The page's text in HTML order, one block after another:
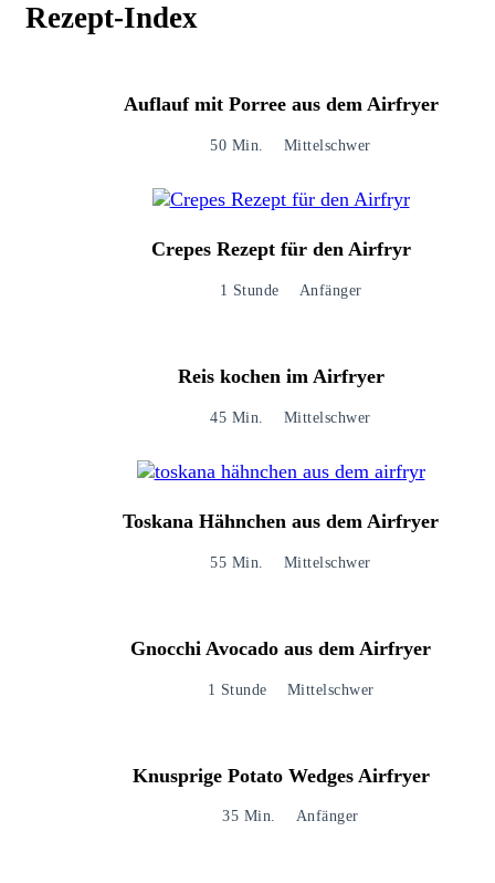
Rezept-Index
Auflauf mit Porree aus dem Airfryer
50 Min. Mittelschwer
Crepes Rezept für den Airfryr
1 Stunde Anfänger
Reis kochen im Airfryer
45 Min. Mittelschwer
Toskana Hähnchen aus dem Airfryer
55 Min. Mittelschwer
Gnocchi Avocado aus dem Airfryer
1 Stunde Mittelschwer
Knusprige Potato Wedges Airfryer
35 Min. Anfänger